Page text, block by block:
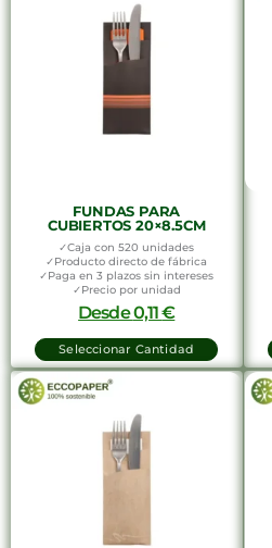
FUNDAS PARA
CUBIERTOS 20×8.5CM
✓Caja con 520 unidades
✓Producto directo de fábrica
✓Paga en 3 plazos sin intereses
✓Precio por unidad
Desde0,11€
Seleccionar Cantidad